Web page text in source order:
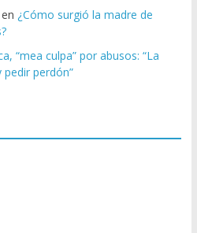
en ¿Cómo surgió la madre de
“mea culpa” por abusos: “La
perdón”